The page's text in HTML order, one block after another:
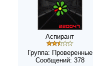
Аспирант
Группа: Проверенные
Сообщений: 378